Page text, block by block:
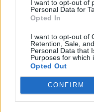
I want to opt-out of
Personal Data for
Opted In
I want to opt-out of
Retention, Sale,
Personal Data that
Purposes for which
Opted Out
CONFIRM
erdvėje pasidalino
„Iš europinio lygio
pamokų. Kurios
stipresni, ir
klaidos, kurių